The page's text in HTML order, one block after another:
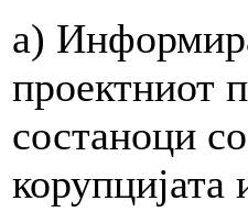
а)
проектниот
состаноци